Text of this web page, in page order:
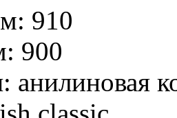
910
900
анилиновая